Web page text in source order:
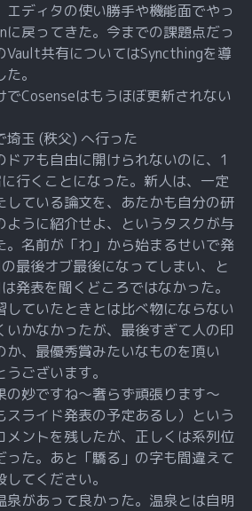
エディタの使い勝手や機能面でやっ
に戻ってきた。今までの課題点だっ
Vault共有についてはSyncthingを導
。
でCosenseはもうほぼ更新されない
埼玉 (秩父) へ行った
ドアも自由に開けられないのに、1
行くことになった。新人は、一定
している論文を、あたかも自分の研
ように紹介せよ、というタスクが与
。名前が「わ」から始まるせいで発
最後オブ最後になってしまい、と
発表を聞くどころではなかった。
していたときとは比べ物にならない
いかなかったが、最後すぎて人の印
か、最優秀賞みたいなものを頂い
ございます。
の妙ですね～奢らず頑張ります～
スライド発表の予定あるし）という
メントを残したが、正しくは系列位
った。あと「驕る」の字も間違えて
してください。
泉があって良かった。温泉とは自明